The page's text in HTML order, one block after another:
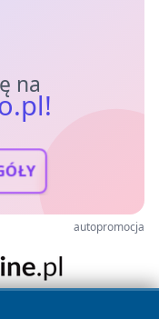
na
autopromocja